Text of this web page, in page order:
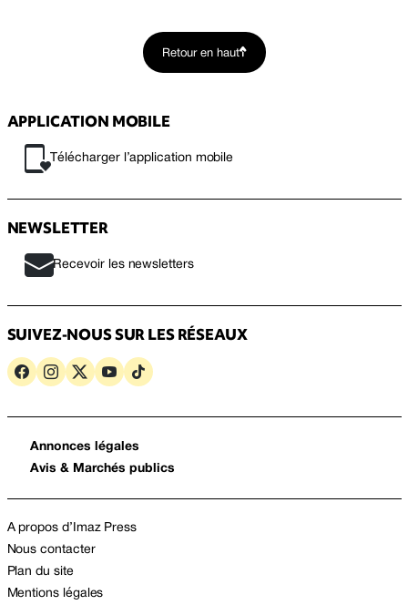
Retour en haut
APPLICATION MOBILE
Télécharger l’application mobile
NEWSLETTER
Recevoir les newsletters
SUIVEZ-NOUS SUR LES RÉSEAUX
Annonces légales
Avis & Marchés publics
A propos d’Imaz Press
Nous contacter
Plan du site
Mentions légales